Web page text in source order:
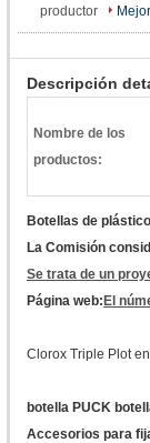
productor
Descripción
Nombre de los
productos:
Botellas de
La Comisión
Se trata de un
Página web: El
Clorox Triple Plot
botella PUCK
Accesorios para